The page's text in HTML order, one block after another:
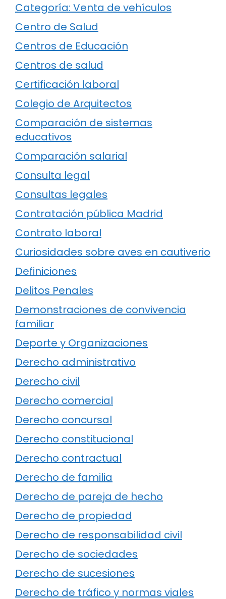
Categoría: Venta de vehículos
Centro de Salud
Centros de Educación
Centros de salud
Certificación laboral
Colegio de Arquitectos
Comparación de sistemas
educativos
Comparación salarial
Consulta legal
Consultas legales
Contratación pública Madrid
Contrato laboral
Curiosidades sobre aves en cautiverio
Definiciones
Delitos Penales
Demonstraciones de convivencia
familiar
Deporte y Organizaciones
Derecho administrativo
Derecho civil
Derecho comercial
Derecho concursal
Derecho constitucional
Derecho contractual
Derecho de familia
Derecho de pareja de hecho
Derecho de propiedad
Derecho de responsabilidad civil
Derecho de sociedades
Derecho de sucesiones
Derecho de tráfico y normas viales